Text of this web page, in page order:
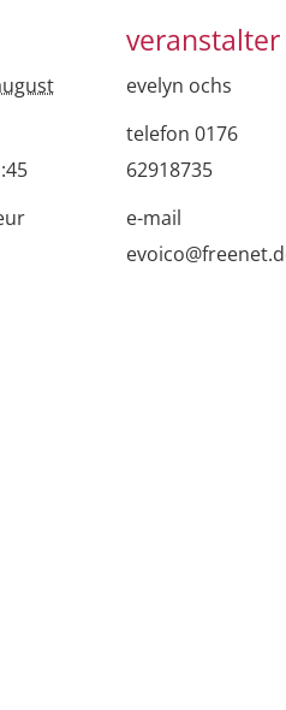
veranstalter
evelyn ochs
telefon0176
62918735
e-mail